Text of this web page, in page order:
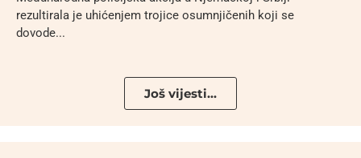
rezultirala je uhićenjem trojice osumnjičenih koji se
dovode...
Još vijesti...